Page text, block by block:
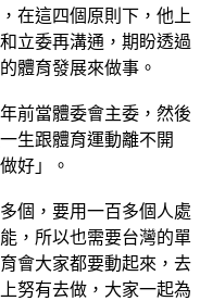
在這四個原則下，他上
立委再溝通，期盼透過
體育發展來做事。
前當體委會主委，然後
生跟體育運動離不開
好」。
個，要用一百多個人處
，所以也需要台灣的單
會大家都要動起來，去
努有去做，大家一起為